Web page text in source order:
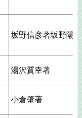
坂野信彦著坂野陽
湯沢質幸著
小倉肇著